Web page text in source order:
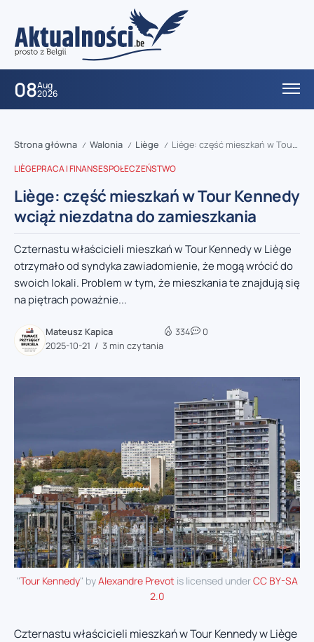
08Aug
2026
Strona główna / Walonia / Liège / Liège: część mieszkań w Tour Kennedy wciąż niezdatna do zamieszkania
LIÈGEPRACA I FINANSESPOŁECZEŃSTWO
Liège: część mieszkań w Tour Kennedy
wciąż niezdatna do zamieszkania
Czternastu właścicieli mieszkań w Tour Kennedy w Liège
otrzymało od syndyka zawiadomienie, że mogą wrócić do
swoich lokali. Problem w tym, że mieszkania te znajdują się
na piętrach poważnie...
Mateusz Kapica
2025-10-21
3 min czytania
334 0
"Tour Kennedy" byAlexandre Prevot is licensed underCC BY-SA
2.0
Czternastu właścicieli mieszkań w Tour Kennedy w Liège